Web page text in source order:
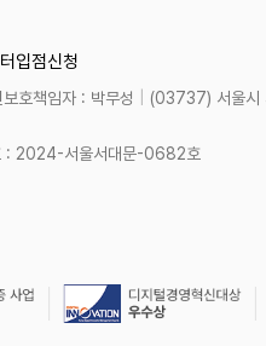
입점신청
호책임자 : 박무성 (03737) 서울시
: 2024-서울서대문-0682호